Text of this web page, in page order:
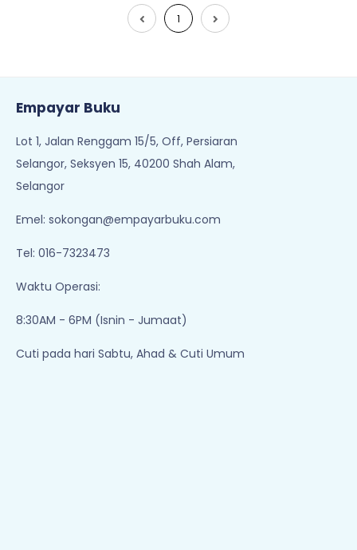
1
Empayar Buku
Lot 1, Jalan Renggam 15/5, Off, Persiaran
Selangor, Seksyen 15, 40200 Shah Alam,
Selangor
Emel: sokongan@empayarbuku.com
Tel: 016-7323473
Waktu Operasi:
8:30AM - 6PM (Isnin - Jumaat)
Cuti pada hari Sabtu, Ahad & Cuti Umum